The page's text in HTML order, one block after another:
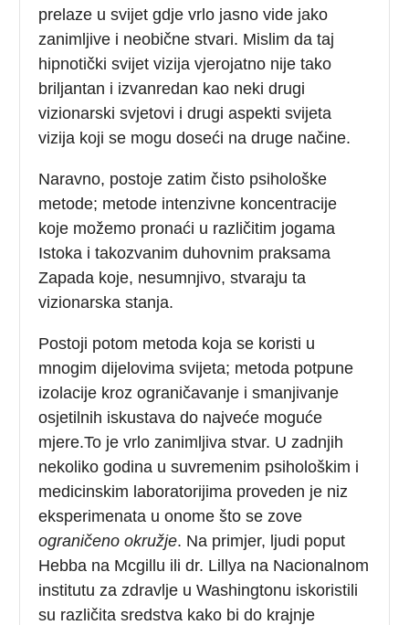
prelaze u svijet gdje vrlo jasno vide jako
zanimljive i neobične stvari. Mislim da taj
hipnotički svijet vizija vjerojatno nije tako
briljantan i izvanredan kao neki drugi
vizionarski svjetovi i drugi aspekti svijeta
vizija koji se mogu doseći na druge načine.
Naravno, postoje zatim čisto psihološke
metode; metode intenzivne koncentracije
koje možemo pronaći u različitim jogama
Istoka i takozvanim duhovnim praksama
Zapada koje, nesumnjivo, stvaraju ta
vizionarska stanja.
Postoji potom metoda koja se koristi u
mnogim dijelovima svijeta; metoda potpune
izolacije kroz ograničavanje i smanjivanje
osjetilnih iskustava do najveće moguće
mjere.To je vrlo zanimljiva stvar. U zadnjih
nekoliko godina u suvremenim psihološkim i
medicinskim laboratorijima proveden je niz
eksperimenata u onome što se zove
ograničeno okružje. Na primjer, ljudi poput
Hebba na Mcgillu ili dr. Lillya na Nacionalnom
institutu za zdravlje u Washingtonu iskoristili
su različita sredstva kako bi do krajnje